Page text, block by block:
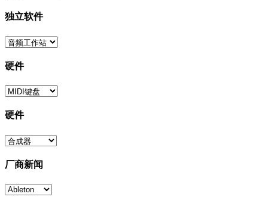
独立软件
硬件
硬件
厂商新闻